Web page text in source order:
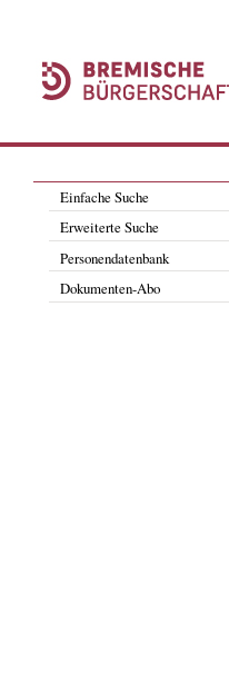
Einfache Suche
Erweiterte Suche
Personendatenbank
Dokumenten-Abo